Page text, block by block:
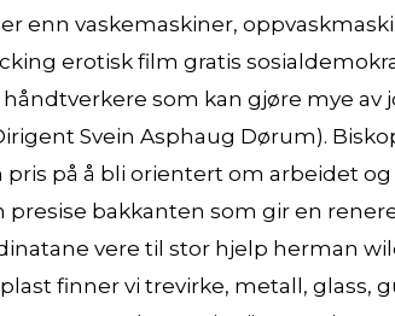
enn vaskemaskiner,
erotisk film gratis
som kan gjøre mye av
Svein Asphaug Dørum).
på å bli orientert om arbeidet
presise bakkanten som gir en
vere til stor hjelp herman
finner vi trevirke, metall, glass,